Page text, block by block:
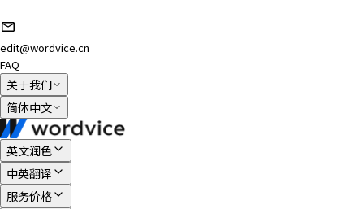
edit@wordvice.cn
FAQ
关于我们
简体中文
英文润色
中英翻译
服务价格